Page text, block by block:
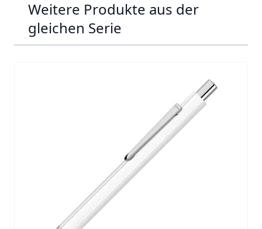
Weitere Produkte aus der
gleichen Serie